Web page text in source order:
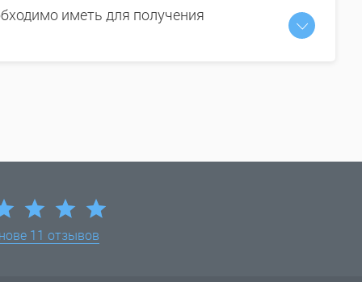
иметь для получения
11 отзывов